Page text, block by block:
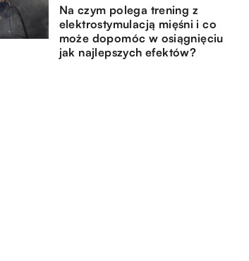
Na czym polega trening z
elektrostymulacją mięśni i co
może dopomóc w osiągnięciu
jak najlepszych efektów?